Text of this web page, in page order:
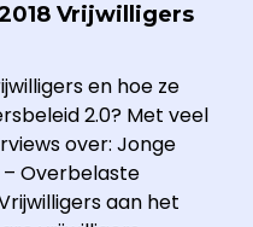
Vrijwilligers
en hoe ze
2.0? Met veel
over: Jonge
– Overbelaste
aan het